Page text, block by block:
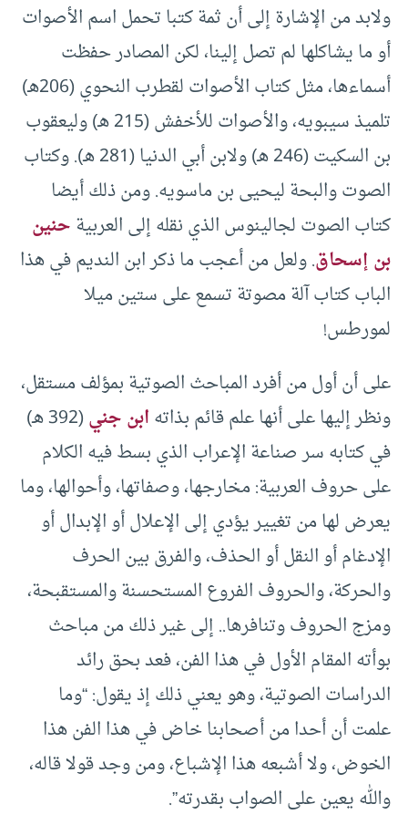
ولابد من الإشارة إلى أن ثمة كتبا تحمل اسم الأصوات
أو ما يشاكلها لم تصل إلينا، لكن المصادر حفظت
أسماءها، مثل كتاب الأصوات لقطرب النحوي (206هـ)
تلميذ سيبويه، والأصوات للأخفش (215 هـ) وليعقوب
بن السكيت (246 هـ) ولابن أبي الدنيا (281 هـ). وكتاب
الصوت والبحة ليحيى بن ماسويه. ومن ذلك أيضا
كتاب الصوت لجالينوس الذي نقله إلى العربيةحنين
بن إسحاق. ولعل من أعجب ما ذكر ابن النديم في هذا
الباب كتاب آلة مصوتة تسمع على ستين ميلا
لمورطس!
على أن أول من أفرد المباحث الصوتية بمؤلف مستقل،
ونظر إليها على أنها علم قائم بذاتهابن جني
(392 هـ)
في كتابه سر صناعة الإعراب الذي بسط فيه الكلام
على حروف العربية: مخارجها، وصفاتها، وأحوالها، وما
يعرض لها من تغيير يؤدي إلى الإعلال أو الإبدال أو
الإدغام أو النقل أو الحذف، والفرق بين الحرف
والحركة، والحروف الفروع المستحسنة والمستقبحة،
ومزج الحروف وتنافرها.. إلى غير ذلك من مباحث
بوأته المقام الأول في هذا الفن، فعد بحق رائد
الدراسات الصوتية، وهو يعني ذلك إذ يقول: “وما
علمت أن أحدا من أصحابنا خاض في هذا الفن هذا
الخوض، ولا أشبعه هذا الإشباع، ومن وجد قولا قاله،
والله يعين على الصواب بقدرته”.